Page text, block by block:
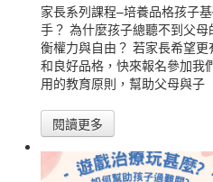
家長系列課程–培養品格孩子
手？ 為什麼孩子總聽不到父
衡權力與自由？ 若家長希望
和良好品格，快來報名參加我
用的教育原則，幫助父母與子
閱讀更多